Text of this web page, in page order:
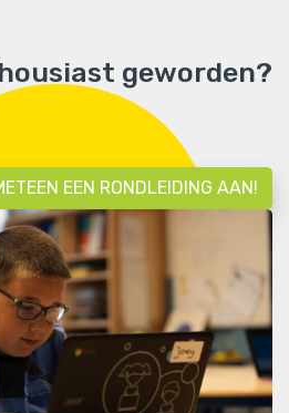
geworden?
EEN RONDLEIDING AAN!